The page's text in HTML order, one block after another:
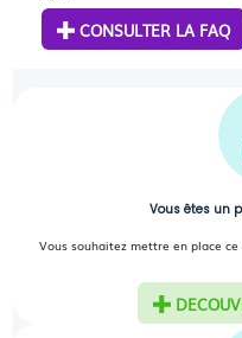
CONSULTER LA FAQ
Vous êtes un
Vous souhaitez mettre en place